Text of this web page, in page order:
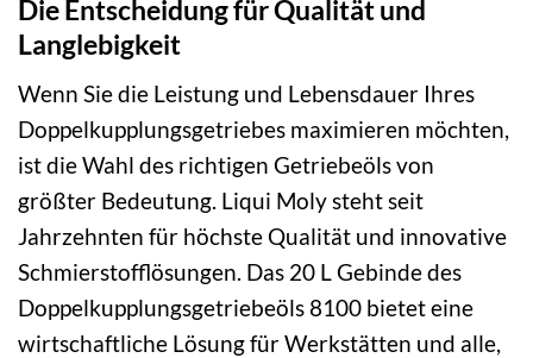
Die Entscheidung für Qualität und
Langlebigkeit
Wenn Sie die Leistung und Lebensdauer Ihres
Doppelkupplungsgetriebes maximieren möchten,
ist die Wahl des richtigen Getriebeöls von
größter Bedeutung. Liqui Moly steht seit
Jahrzehnten für höchste Qualität und innovative
Schmierstofflösungen. Das 20 L Gebinde des
Doppelkupplungsgetriebeöls 8100 bietet eine
wirtschaftliche Lösung für Werkstätten und alle,